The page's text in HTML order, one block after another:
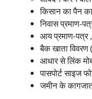
किसान का पैन
निवास प्रमाण-
आय प्रमाण-पत्र ,
बैक खाता
आधार से लिंक
पासपोर्ट साइज
जमीन के